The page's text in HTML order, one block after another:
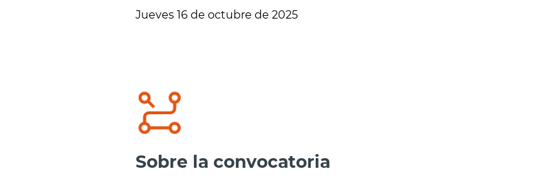
Jueves 16 de octubre de 2025
Sobre la convocatoria